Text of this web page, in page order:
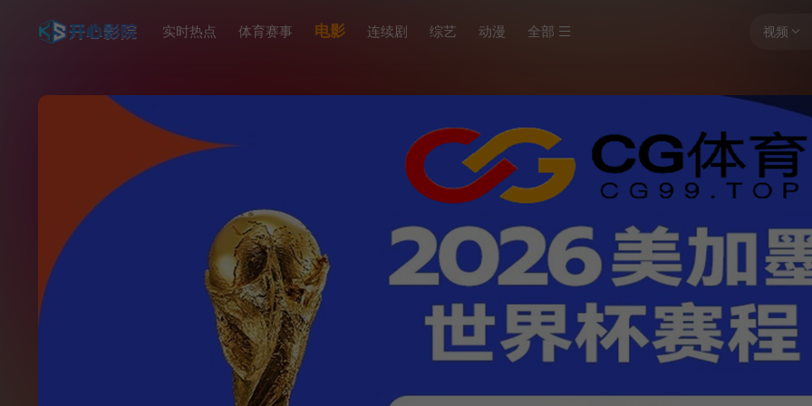
视频
实时热点 体育赛事 电影 连续剧 综艺 动漫 全部